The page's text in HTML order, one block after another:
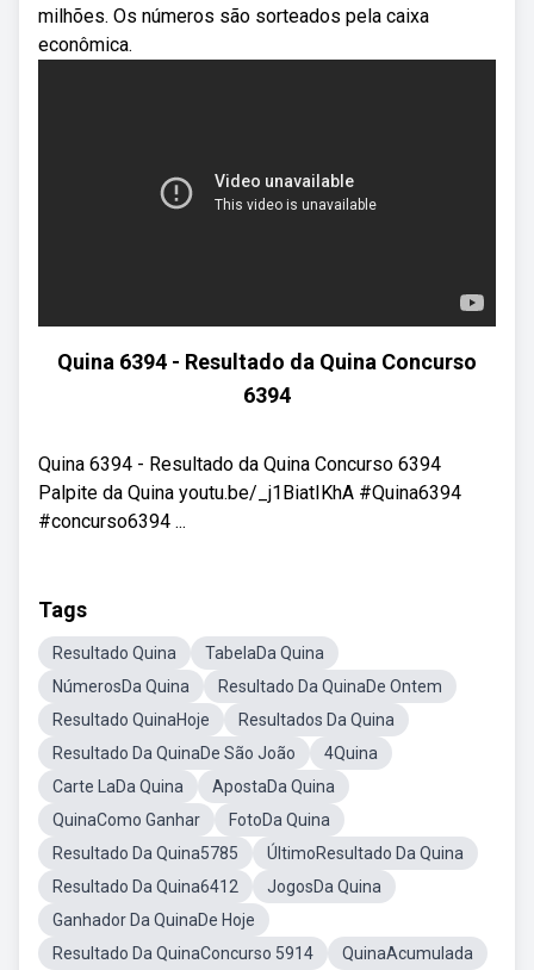
milhões. Os números são sorteados pela caixa
econômica.
Quina 6394 - Resultado da Quina Concurso
6394
Quina 6394 - Resultado da Quina Concurso 6394
Palpite da Quina youtu.be/_j1BiatIKhA #Quina6394
#concurso6394 ...
Tags
Resultado Quina
TabelaDa Quina
NúmerosDa Quina
Resultado Da QuinaDe Ontem
Resultado QuinaHoje
Resultados Da Quina
Resultado Da QuinaDe São João
4Quina
Carte LaDa Quina
ApostaDa Quina
QuinaComo Ganhar
FotoDa Quina
Resultado Da Quina5785
ÚltimoResultado Da Quina
Resultado Da Quina6412
JogosDa Quina
Ganhador Da QuinaDe Hoje
Resultado Da QuinaConcurso 5914
QuinaAcumulada